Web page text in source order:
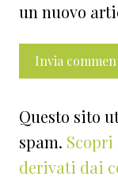
un nuovo
Questo sito
spam.
derivati dai